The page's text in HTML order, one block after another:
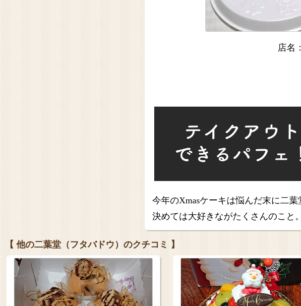
店名：
今年のXmasケーキは悩んだ末に二
決めては大好きながたくさんのこと。
【 他の二葉堂（フタバドウ）のクチコミ 】